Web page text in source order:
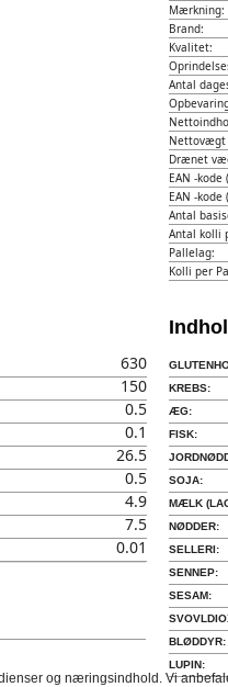
Mærkning:
Brand:
Kvalitet:
Antal
Nettovægt
Drænet
EAN -kode
EAN -kode
Antal
Antal kolli
Pallelag:
Kolli per
630
150
0.5
0.1
26.5
0.5
4.9
7.5
0.01
KREBS:
ÆG:
FISK:
SOJA:
MÆLK
NØDDER:
SELLERI:
SENNEP:
SESAM:
BLØDDYR:
LUPIN:
og næringsindhold. Vi